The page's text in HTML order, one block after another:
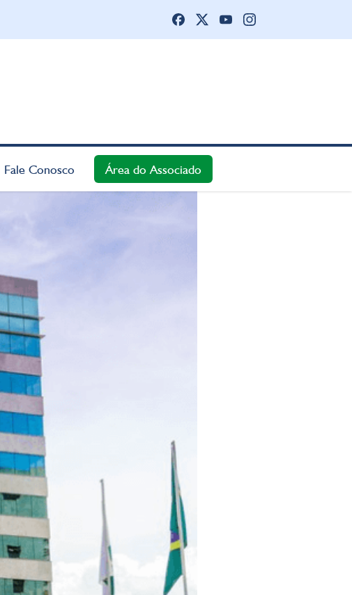
Fale Conosco Área do Associado